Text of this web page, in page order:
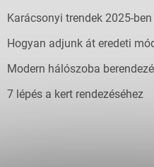
Karácsonyi trendek 2025-ben
Hogyan adjunk át eredeti
Modern hálószoba
7 lépés a kert rendezéséhez